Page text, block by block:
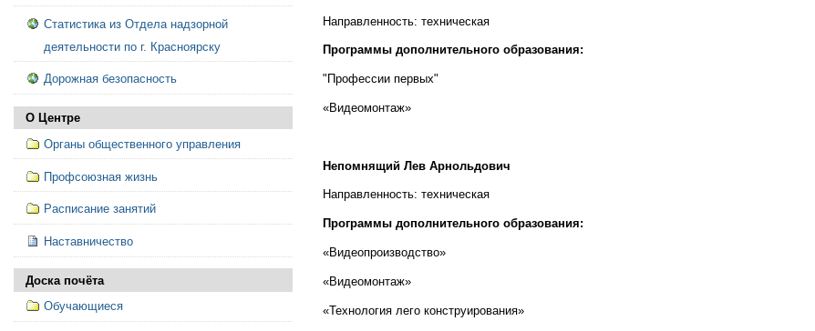
Направленность: техническая
Программы дополнительного образования:
"Профессии первых"
«Видеомонтаж»
Непомнящий Лев Арнольдович
Направленность: техническая
Программы дополнительного образования:
«Видеопроизводство»
«Видеомонтаж»
«Технология лего конструирования»
Статистика из Отдела надзорной
деятельности по г. Красноярску
Дорожная безопасность
О Центре
Органы общественного управления
Профсоюзная жизнь
Расписание занятий
Наставничество
Доска почёта
Обучающиеся